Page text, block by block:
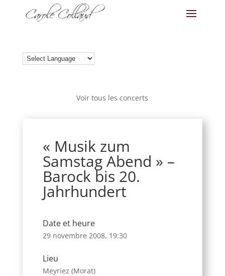
Voir tous les concerts
« Musik zum
Samstag Abend » –
Barock bis 20.
Jahrhundert
Date et heure
29 novembre 2008, 19:30
Lieu
Meyriez (Morat)